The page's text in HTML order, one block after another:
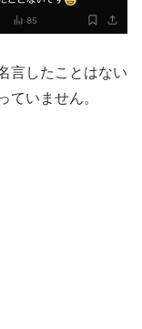
言したことはない
ていません。